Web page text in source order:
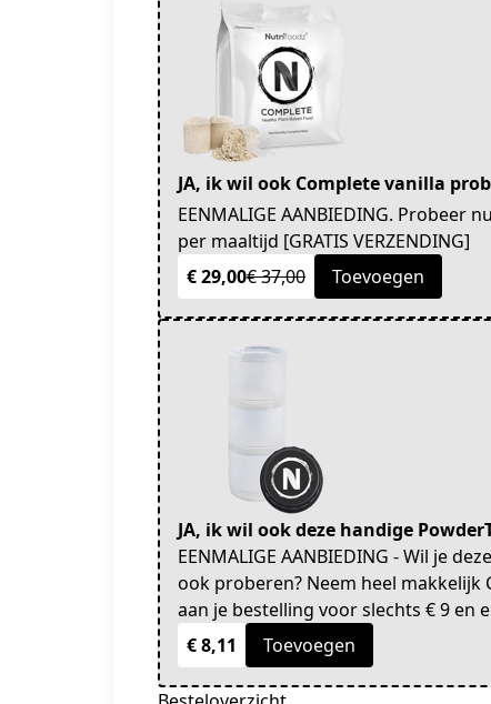
JA, ik wil ook Complete vanilla
EENMALIGE AANBIEDING. Probeer
per maaltijd [GRATIS VERZENDING]
€ 29,00€ 37,00 Toevoegen
JA, ik wil ook deze handige
EENMALIGE AANBIEDING - Wil je
ook proberen? Neem heel makkelijk
aan je bestelling voor slechts € 9 en
€ 8,11
Toevoegen